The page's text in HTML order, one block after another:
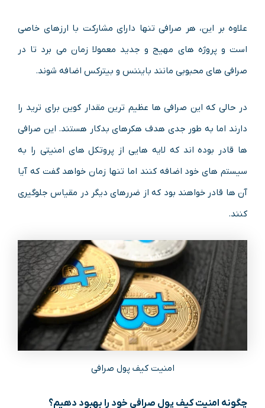
علاوه بر این، هر صرافی تنها دارای مشارکت با ارزهای خاصی
است و پروژه های مهیج و جدید معمولا زمان می برد تا در
صرافی های محبوبی مانند بایننس و بیترکس اضافه شوند.
در حالی که این صرافی ها عظیم ترین مقدار کوین برای ترید را
دارند اما به طور جدی هدف هکرهای بدکار هستند. این صرافی
ها قادر بوده اند که لایه هایی از پروتکل های امنیتی را به
سیستم های خود اضافه کنند اما تنها زمان خواهد گفت که آیا
آن ها قادر خواهند بود که از ضررهای دیگر در مقیاس جلوگیری
کنند.
امنیت کیف پول صرافی
چگونه امنیت کیف پول صرافی خود را بهبود دهیم؟